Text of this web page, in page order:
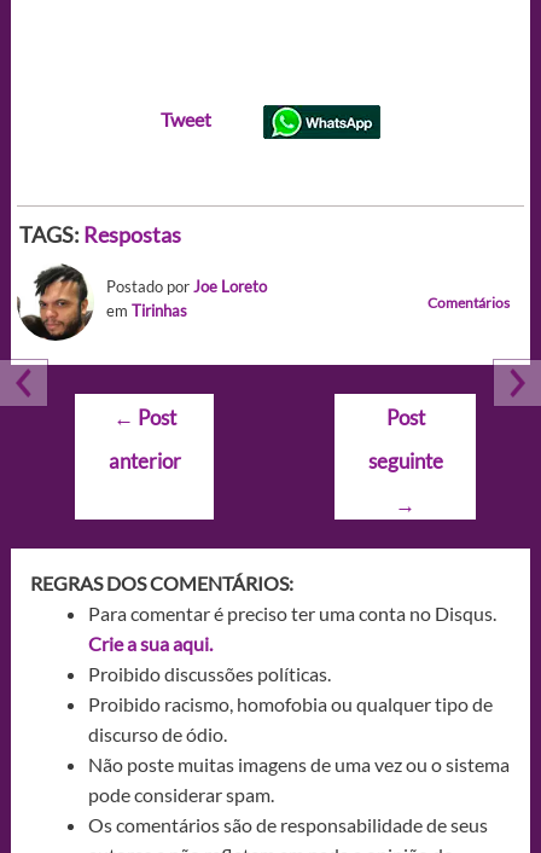
Tweet
TAGS: Respostas
Postado porJoe Loreto
em Tirinhas Comentários
Navegação
Post
← Post
anterior
Post
seguinte
→
REGRAS DOS COMENTÁRIOS:
Para comentar é preciso ter uma conta no Disqus.
Crie a sua aqui.
Proibido discussões políticas.
Proibido racismo, homofobia ou qualquer tipo de
discurso de ódio.
Não poste muitas imagens de uma vez ou o sistema
pode considerar spam.
Os comentários são de responsabilidade de seus